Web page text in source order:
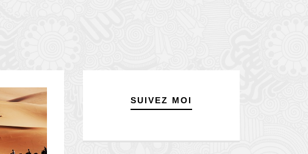
SUIVEZ MOI